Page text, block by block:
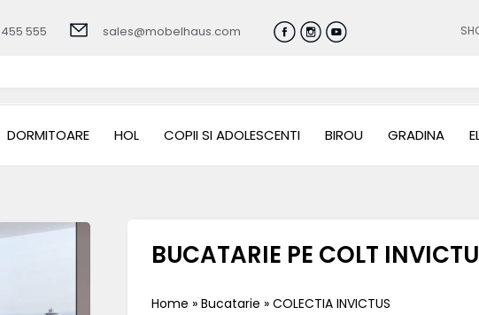
555 sales@mobelhaus.com
DORMITOARE HOL COPII SI ADOLESCENTI BIROU GRADINA
BUCATARIE PE COLT
Home » Bucatarie » COLECTIA INVICTUS